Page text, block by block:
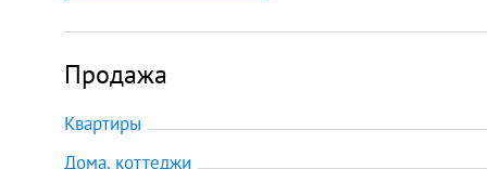
Продажа
Квартиры
Дома, коттеджи